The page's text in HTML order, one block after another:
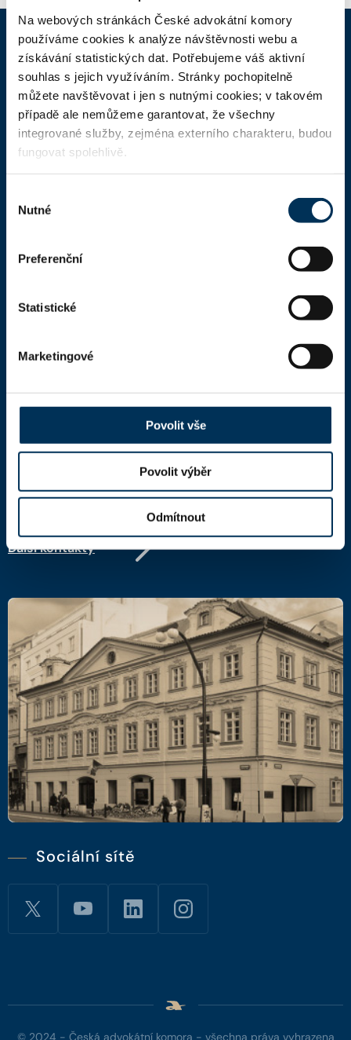
Na webových stránkách České advokátní komory
používáme cookies k analýze návštěvnosti webu a
získávání statistických dat. Potřebujeme váš aktivní
souhlas s jejich využíváním. Stránky pochopitelně
můžete navštěvovat i jen s nutnými cookies; v takovém
případě ale nemůžeme garantovat, že všechny
integrované služby, zejména externího charakteru, budou
fungovat spolehlivě.
souhlasu
Nutné
Preferenční
Statistické
Marketingové
Povolit vše
Povolit výběr
Odmítnout
ČAK
Domů
Aktuality
Dokumenty a formuláře
Portál ČAK
Česká advokátní komora
Kaňkův palác
110 00 Praha 1,mapa
DIČ: CZ66000777
Další kontakty
Sociální sítě
© 2024 - Česká advokátní komora - všechna práva vyhrazena